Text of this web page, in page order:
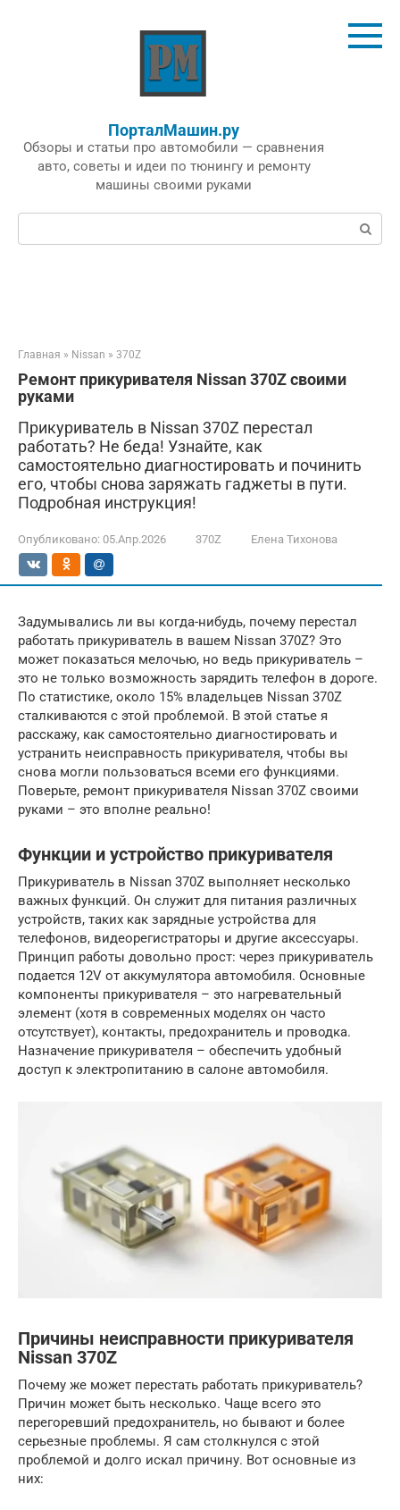
ПорталМашин.ру
Обзоры и статьи про автомобили — сравнения
авто, советы и идеи по тюнингу и ремонту
машины своими руками
Поиск:
Главная » Nissan » 370Z
Ремонт прикуривателя Nissan 370Z своими
руками
Прикуриватель в Nissan 370Z перестал
работать? Не беда! Узнайте, как
самостоятельно диагностировать и починить
его, чтобы снова заряжать гаджеты в пути.
Подробная инструкция!
Опубликовано: 05.Апр.2026 370Z Елена Тихонова
Задумывались ли вы когда-нибудь, почему перестал
работать прикуриватель в вашем Nissan 370Z? Это
может показаться мелочью, но ведь прикуриватель –
это не только возможность зарядить телефон в дороге.
По статистике, около 15% владельцев Nissan 370Z
сталкиваются с этой проблемой. В этой статье я
расскажу, как самостоятельно диагностировать и
устранить неисправность прикуривателя, чтобы вы
снова могли пользоваться всеми его функциями.
Поверьте, ремонт прикуривателя Nissan 370Z своими
руками – это вполне реально!
Функции и устройство прикуривателя
Прикуриватель в Nissan 370Z выполняет несколько
важных функций. Он служит для питания различных
устройств, таких как зарядные устройства для
телефонов, видеорегистраторы и другие аксессуары.
Принцип работы довольно прост: через прикуриватель
подается 12V от аккумулятора автомобиля. Основные
компоненты прикуривателя – это нагревательный
элемент (хотя в современных моделях он часто
отсутствует), контакты, предохранитель и проводка.
Назначение прикуривателя – обеспечить удобный
доступ к электропитанию в салоне автомобиля.
Причины неисправности прикуривателя
Nissan 370Z
Почему же может перестать работать прикуриватель?
Причин может быть несколько. Чаще всего это
перегоревший предохранитель, но бывают и более
серьезные проблемы. Я сам столкнулся с этой
проблемой и долго искал причину. Вот основные из
них: